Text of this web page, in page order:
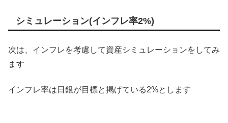
シミュレーション(インフレ率2%)
次は、インフレを考慮して資産シミュレーションをしてみ
ます
インフレ率は日銀が目標と掲げている2%とします